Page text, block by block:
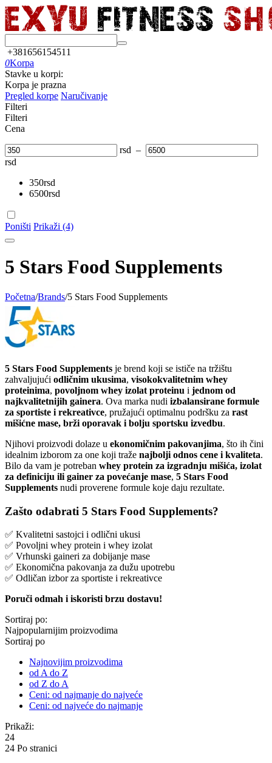
+381656154511
0Korpa
Stavke u korpi:
Korpa je prazna
Pregled korpe Naručivanje
Filteri
Filteri
Cena
rsd –
rsd
350rsd
6500rsd
Poništi Prikaži (4)
5 Stars Food Supplements
Početna/Brands/5 Stars Food Supplements
5 Stars Food Supplements je brend koji se ističe na tržištu
zahvaljujući odličnim ukusima, visokokvalitetnim whey
proteinima, povoljnom whey izolat proteinu i jednom od
najkvalitetnijih gainera. Ova marka nudi izbalansirane formule
za sportiste i rekreativce, pružajući optimalnu podršku za rast
mišićne mase, brži oporavak i bolju sportsku izvedbu.
Njihovi proizvodi dolaze u ekonomičnim pakovanjima, što ih čini
idealnim izborom za one koji traže najbolji odnos cene i kvaliteta.
Bilo da vam je potreban whey protein za izgradnju mišića, izolat
za definiciju ili gainer za povećanje mase, 5 Stars Food
Supplements nudi proverene formule koje daju rezultate.
Zašto odabrati 5 Stars Food Supplements?
✅ Kvalitetni sastojci i odlični ukusi
✅ Povoljni whey protein i whey izolat
✅ Vrhunski gaineri za dobijanje mase
✅ Ekonomična pakovanja za dužu upotrebu
✅ Odličan izbor za sportiste i rekreativce
Poruči odmah i iskoristi brzu dostavu!
Sortiraj po:
Najpopularnijim proizvodima
Sortiraj po
Najnovijim proizvodima
od A do Z
od Z do A
Ceni: od najmanje do najveće
Ceni: od najveće do najmanje
Prikaži:
24
24 Po stranici